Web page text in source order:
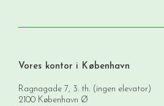
Vores kontor i København
Ragnagade 7, 3. th. (ingen elevator)
2100 København Ø